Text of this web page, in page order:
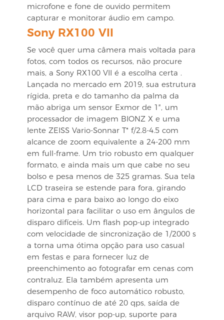
microfone e fone de ouvido permitem
capturar e monitorar áudio em campo.
Sony RX100 VII
Se você quer uma câmera mais voltada para
fotos, com todos os recursos, não procure
mais, a Sony RX100 VII é a escolha certa .
Lançada no mercado em 2019, sua estrutura
rígida, preta e do tamanho da palma da
mão abriga um sensor Exmor de 1″, um
processador de imagem BIONZ X e uma
lente ZEISS Vario-Sonnar T* f/2.8-4.5 com
alcance de zoom equivalente a 24-200 mm
em full-frame. Um trio robusto em qualquer
formato, e ainda mais um que cabe no seu
bolso e pesa menos de 325 gramas. Sua tela
LCD traseira se estende para fora, girando
para cima e para baixo ao longo do eixo
horizontal para facilitar o uso em ângulos de
disparo difíceis. Um flash pop-up integrado
com velocidade de sincronização de 1/2000 s
a torna uma ótima opção para uso casual
em festas e para fornecer luz de
preenchimento ao fotografar em cenas com
contraluz. Ela também apresenta um
desempenho de foco automático robusto,
disparo contínuo de até 20 qps, saída de
arquivo RAW, visor pop-up, suporte para